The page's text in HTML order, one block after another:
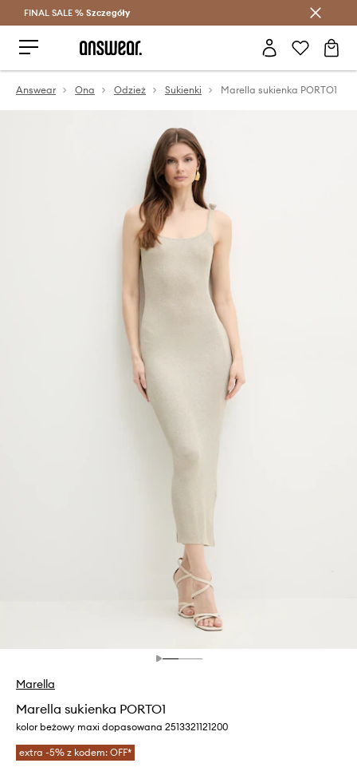
Oszczędzaj z Answear Club >
FINAL SALE % Szczegóły
Answear Ona Odzież Sukienki Marella sukienka PORTO1
Marella
Marella sukienka PORTO1
kolor beżowy maxi dopasowana 2513321121200
extra -5% z kodem: OFF*